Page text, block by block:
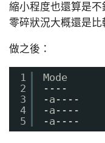
縮小程度也還算是
零碎狀況大概還是比
做之後：
1
2
3
4
5
Mode
----
-a----
-a----
-a----